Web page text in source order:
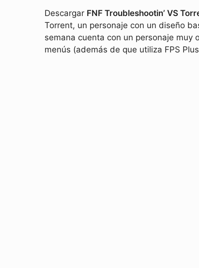
Descargar FNF Troubleshootin’ VS
Torrent, un personaje con un diseño
semana cuenta con un personaje muy
menús (además de que utiliza FPS